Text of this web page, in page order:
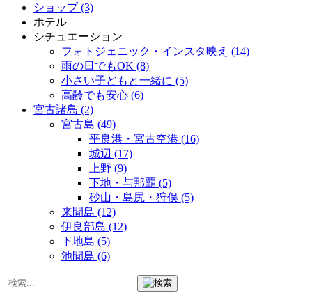
ショップ (3)
ホテル
シチュエーション
フォトジェニック・インスタ映え (14)
雨の日でもOK (8)
小さい子どもと一緒に (5)
高齢でも安心 (6)
宮古諸島 (2)
宮古島 (49)
平良港・宮古空港 (16)
城辺 (17)
上野 (9)
下地・与那覇 (5)
砂山・島尻・狩俣 (5)
来間島 (12)
伊良部島 (12)
下地島 (5)
池間島 (6)